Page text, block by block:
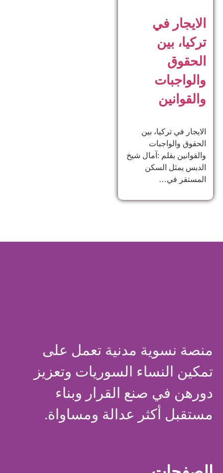
الايجار في
تركيا، بين
الحقوق
والواجبات
والقوانين
الايجار في تركيا، بين
الحقوق والواجبات
والقوانين بقلم :آمال شيخ
الدبس يمثل السكن
المستقر في…
منصة نسوية مدنية تعمل على
تمكين النساء السوريات وتعزيز
دورهن في صنع القرار وبناء
مستقبل أكثر عدالة ومساواة.